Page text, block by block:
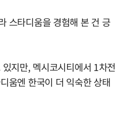
스타디움을 경험해 본 건 긍
지만, 멕시코시티에서 1차전
움엔 한국이 더 익숙한 상태